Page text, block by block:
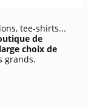
tee-shirts...
de
large choix de
grands.